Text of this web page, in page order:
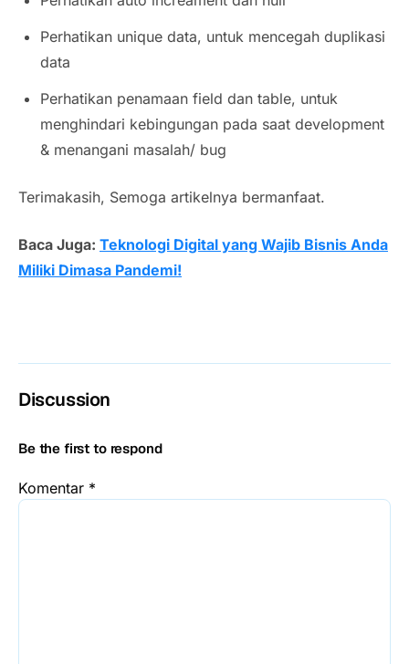
Perhatikan unique data, untuk mencegah duplikasi
data
Perhatikan penamaan field dan table, untuk
menghindari kebingungan pada saat development
& menangani masalah/ bug
Terimakasih, Semoga artikelnya bermanfaat.
Baca Juga: Teknologi Digital yang Wajib Bisnis Anda
Miliki Dimasa Pandemi!
Discussion
Be the first to respond
Komentar *